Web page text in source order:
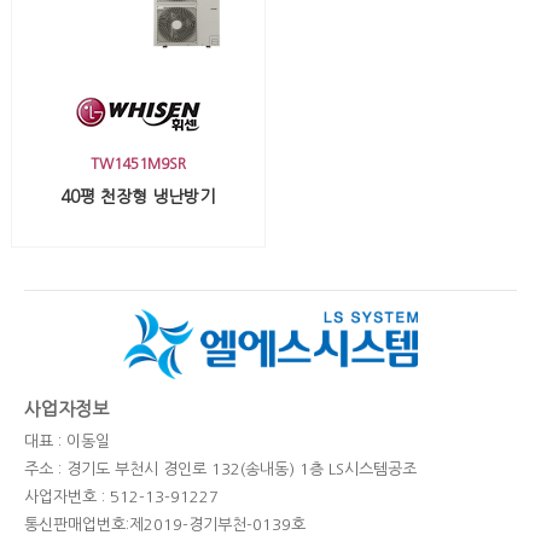
TW1451M9SR
40평 천장형 냉난방기
사업자정보
대표 : 이동일
주소 : 경기도 부천시 경인로 132(송내동) 1층 LS시스템공조
사업자번호 : 512-13-91227
통신판매업번호:제2019-경기부천-0139호